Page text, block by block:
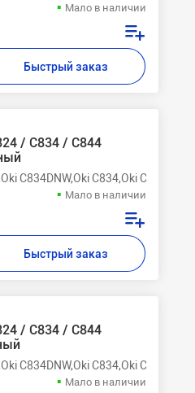
Мало в наличии
Быстрый заказ
/ C834 / C844
C834DNW,Oki C834,Oki
Мало в наличии
Быстрый заказ
/ C834 / C844
C834DNW,Oki C834,Oki
Мало в наличии